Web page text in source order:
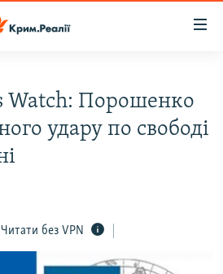
Watch: Порошенко
удару по свободі
Читати без VPN